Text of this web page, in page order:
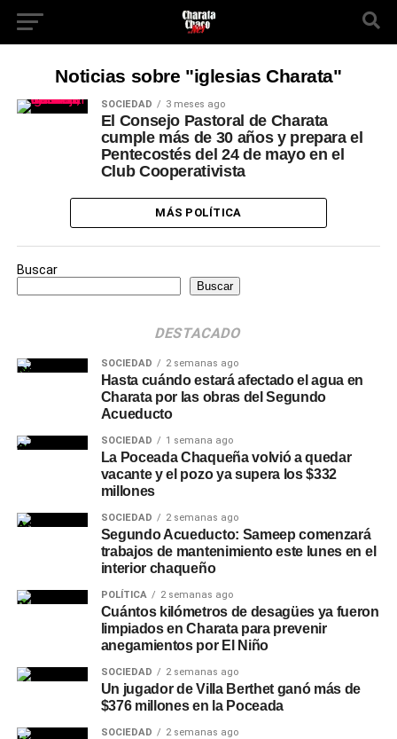
Noticias sobre "iglesias Charata"
SOCIEDAD 3 meses ago
El Consejo Pastoral de Charata
cumple más de 30 años y prepara el
Pentecostés del 24 de mayo en el
Club Cooperativista
MÁS POLÍTICA
Buscar
Buscar
DESTACADO
SOCIEDAD 2 semanas ago
Hasta cuándo estará afectado el agua en
Charata por las obras del Segundo
Acueducto
SOCIEDAD 1 semana ago
La Poceada Chaqueña volvió a quedar
vacante y el pozo ya supera los $332
millones
SOCIEDAD 2 semanas ago
Segundo Acueducto: Sameep comenzará
trabajos de mantenimiento este lunes en el
interior chaqueño
POLÍTICA 2 semanas ago
Cuántos kilómetros de desagües ya fueron
limpiados en Charata para prevenir
anegamientos por El Niño
SOCIEDAD 2 semanas ago
Un jugador de Villa Berthet ganó más de
$376 millones en la Poceada
SOCIEDAD 2 semanas ago